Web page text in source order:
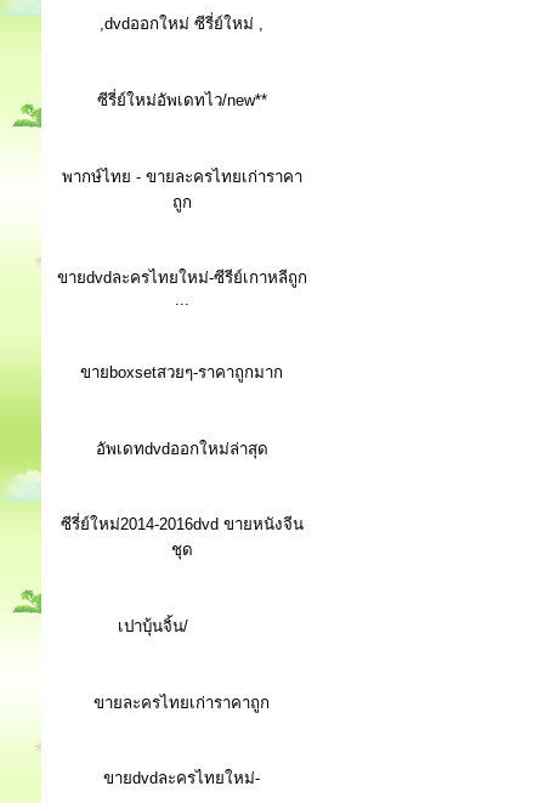
,dvdออกใหม่ ซีรี่ย์ใหม่ ,
ซีรี่ย์ใหม่อัพเดทไว/new**
พากษ์ไทย - ขายละครไทยเก่าราคา
ถูก
ขายdvdละครไทยใหม่-ซีรีย์เกาหลีถูก
...
ขายboxsetสวยๆ-ราคาถูกมาก
อัพเดทdvdออกใหม่ล่าสุด
ซีรี่ย์ใหม่2014-2016dvd ขายหนังจีน
ชุด
เปาบุ้นจิ้น/
ขายละครไทยเก่าราคาถูก
ขายdvdละครไทยใหม่-